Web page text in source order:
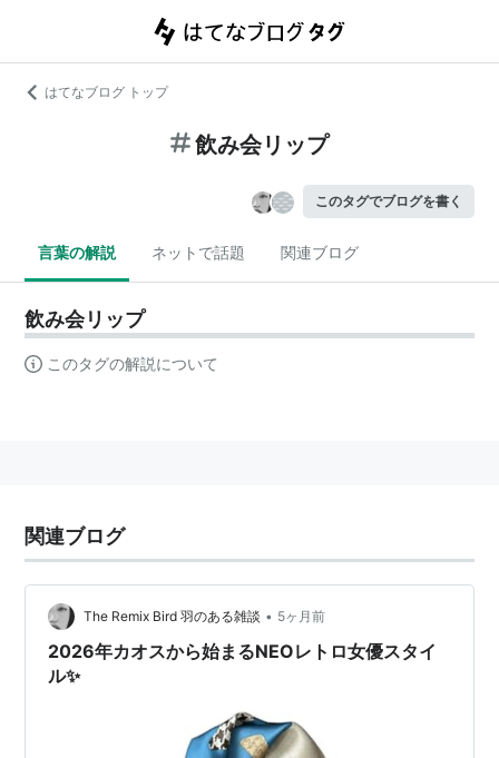
はてなブログ トップ
飲み会リップ
このタグでブログを書く
言葉の解説 ネットで話題 関連ブログ
飲み会リップ
このタグの解説について
関連ブログ
The Remix Bird 羽のある雑談 • 5ヶ月前
2026年カオスから始まるNEOレトロ女優スタイ
ル✨